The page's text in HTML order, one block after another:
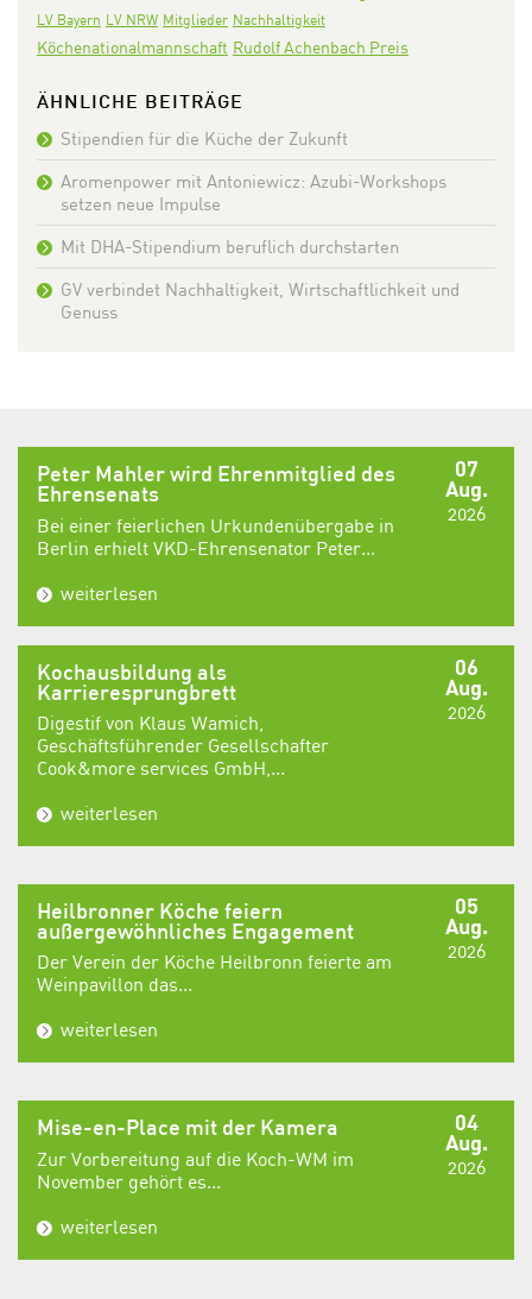
LV Bayern LV NRW Mitglieder Nachhaltigkeit
Köchenationalmannschaft Rudolf Achenbach Preis
ÄHNLICHE BEITRÄGE
Stipendien für die Küche der Zukunft
Aromenpower mit Antoniewicz: Azubi-Workshops
setzen neue Impulse
Mit DHA-Stipendium beruflich durchstarten
GV verbindet Nachhaltigkeit, Wirtschaftlichkeit und
Genuss
07
Aug.
2026
Peter Mahler wird Ehrenmitglied des
Ehrensenats
Bei einer feierlichen Urkundenübergabe in
Berlin erhielt VKD-Ehrensenator Peter...
weiterlesen
06
Aug.
2026
Kochausbildung als
Karrieresprungbrett
Digestif von Klaus Wamich,
Geschäftsführender Gesellschafter
Cook&more services GmbH,...
weiterlesen
05
Aug.
2026
Heilbronner Köche feiern
außergewöhnliches Engagement
Der Verein der Köche Heilbronn feierte am
Weinpavillon das...
weiterlesen
04
Aug.
2026
Mise-en-Place mit der Kamera
Zur Vorbereitung auf die Koch-WM im
November gehört es...
weiterlesen